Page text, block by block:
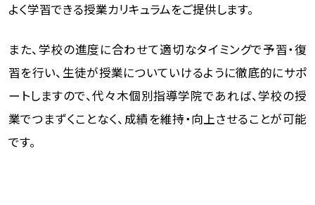
よく学習できる授業カリキュラムをご提供します。
また、学校の進度に合わせて適切なタイミングで予習・復
習を行い、生徒が授業についていけるように徹底的にサポ
ートしますので、代々木個別指導学院であれば、学校の授
業でつまずくことなく、成績を維持・向上させることが可能
です。